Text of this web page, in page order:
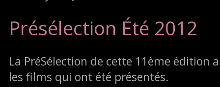
Présélection Été 2012
La PréSélection de cette 11ème édition
les films qui ont été présentés.